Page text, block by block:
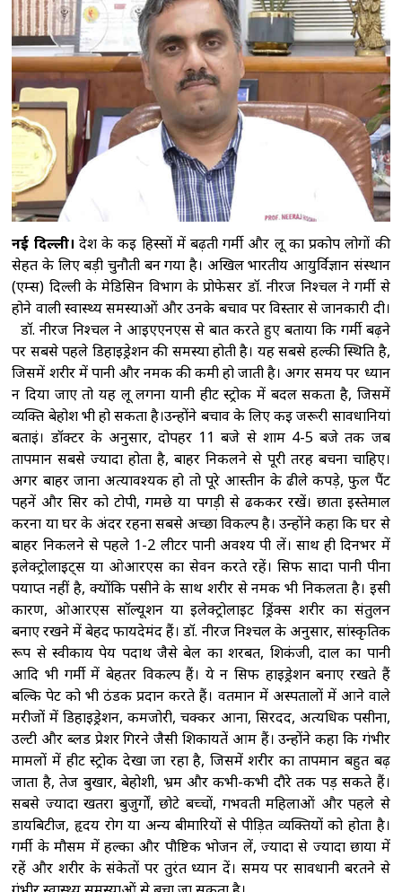
विनिर्माण और सरकारी योजनाओं से मिली नई ताकत:
पीएम मोदी
'2023 में पारित महिला आरक्षण कानून
को बिना किसी शर्त के लागू करें', राहुल गांधी का रिजिजू
को जवाब
राहुल गांधी को महिला आरक्षण विधेयक
का समर्थन करने में कोई दिक्कत नहीं होनी चाहिए :
रिजिजू
ट्रंप ने रणनीतिक खनिज परियोजनाओं के
लिए 2 अरब डॉलर निवेश का किया ऐलान, रक्षा सप्लाई
चेन मजबूत करने पर जोर
नई दिल्ली। देश के कई हिस्सों में बढ़ती गर्मी और लू का प्रकोप लोगों की
सेहत के लिए बड़ी चुनौती बन गया है। अखिल भारतीय आयुर्विज्ञान संस्थान
(एम्स) दिल्ली के मेडिसिन विभाग के प्रोफेसर डॉ. नीरज निश्चल ने गर्मी से
होने वाली स्वास्थ्य समस्याओं और उनके बचाव पर विस्तार से जानकारी दी।
डॉ. नीरज निश्चल ने आईएएनएस से बात करते हुए बताया कि गर्मी बढ़ने
पर सबसे पहले डिहाइड्रेशन की समस्या होती है। यह सबसे हल्की स्थिति है,
जिसमें शरीर में पानी और नमक की कमी हो जाती है। अगर समय पर ध्यान
न दिया जाए तो यह लू लगना यानी हीट स्ट्रोक में बदल सकता है, जिसमें
व्यक्ति बेहोश भी हो सकता है।उन्होंने बचाव के लिए कई जरूरी सावधानियां
बताईं। डॉक्टर के अनुसार, दोपहर 11 बजे से शाम 4-5 बजे तक जब
तापमान सबसे ज्यादा होता है, बाहर निकलने से पूरी तरह बचना चाहिए।
अगर बाहर जाना अत्यावश्यक हो तो पूरे आस्तीन के ढीले कपड़े, फुल पैंट
पहनें और सिर को टोपी, गमछे या पगड़ी से ढककर रखें। छाता इस्तेमाल
करना या घर के अंदर रहना सबसे अच्छा विकल्प है। उन्होंने कहा कि घर से
बाहर निकलने से पहले 1-2 लीटर पानी अवश्य पी लें। साथ ही दिनभर में
इलेक्ट्रोलाइट्स या ओआरएस का सेवन करते रहें। सिर्फ सादा पानी पीना
पर्याप्त नहीं है, क्योंकि पसीने के साथ शरीर से नमक भी निकलता है। इसी
कारण, ओआरएस सॉल्यूशन या इलेक्ट्रोलाइट ड्रिंक्स शरीर का संतुलन
बनाए रखने में बेहद फायदेमंद हैं। डॉ. नीरज निश्चल के अनुसार, सांस्कृतिक
रूप से स्वीकार्य पेय पदार्थ जैसे बेल का शरबत, शिकंजी, दाल का पानी
आदि भी गर्मी में बेहतर विकल्प हैं। ये न सिर्फ हाइड्रेशन बनाए रखते हैं
बल्कि पेट को भी ठंडक प्रदान करते हैं। वर्तमान में अस्पतालों में आने वाले
मरीजों में डिहाइड्रेशन, कमजोरी, चक्कर आना, सिरदर्द, अत्यधिक पसीना,
उल्टी और ब्लड प्रेशर गिरने जैसी शिकायतें आम हैं। उन्होंने कहा कि गंभीर
मामलों में हीट स्ट्रोक देखा जा रहा है, जिसमें शरीर का तापमान बहुत बढ़
जाता है, तेज बुखार, बेहोशी, भ्रम और कभी-कभी दौरे तक पड़ सकते हैं।
सबसे ज्यादा खतरा बुजुर्गों, छोटे बच्चों, गर्भवती महिलाओं और पहले से
डायबिटीज, हृदय रोग या अन्य बीमारियों से पीड़ित व्यक्तियों को होता है।
गर्मी के मौसम में हल्का और पौष्टिक भोजन लें, ज्यादा से ज्यादा छाया में
रहें और शरीर के संकेतों पर तुरंत ध्यान दें। समय पर सावधानी बरतने से